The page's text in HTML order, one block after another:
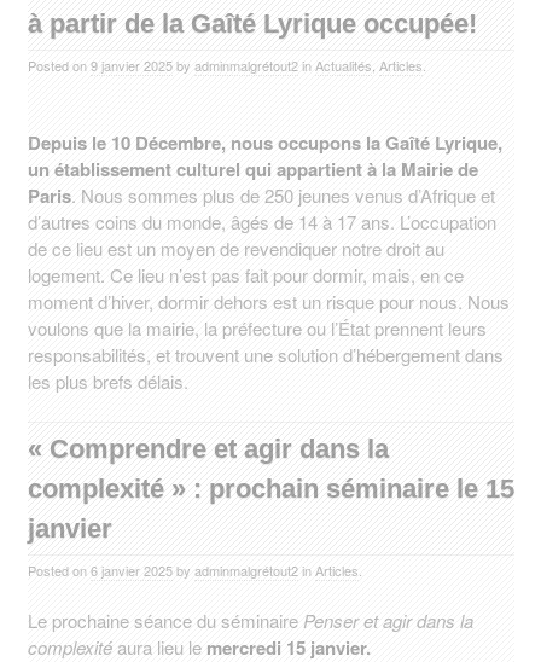
à partir de la Gaîté Lyrique occupée!
Posted on 9 janvier 2025by adminmalgrétout2 in Actualités Articles
Depuis le 10 Décembre, nous occupons la Gaîté Lyrique,
un établissement culturel qui appartient à la Mairie de
Paris. Nous sommes plus de 250 jeunes venus d’Afrique et
d’autres coins du monde, âgés de 14 à 17 ans. L’occupation
de ce lieu est un moyen de revendiquer notre droit au
logement. Ce lieu n’est pas fait pour dormir, mais, en ce
moment d’hiver, dormir dehors est un risque pour nous. Nous
voulons que la mairie, la préfecture ou l’État prennent leurs
responsabilités, et trouvent une solution d’hébergement dans
les plus brefs délais.
« Comprendre et agir dans la
complexité » : prochain séminaire le 15
janvier
Posted on 6 janvier 2025by adminmalgrétout2 in Articles
Le prochaine séance du séminaire Penser et agir dans la
complexitéaura lieu le mercredi 15 janvier.